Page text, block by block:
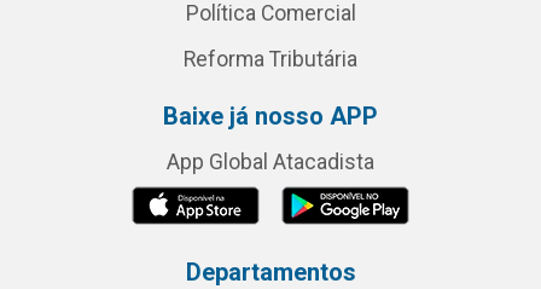
Política Comercial
Reforma Tributária
Baixe já nosso APP
App Global Atacadista
Departamentos